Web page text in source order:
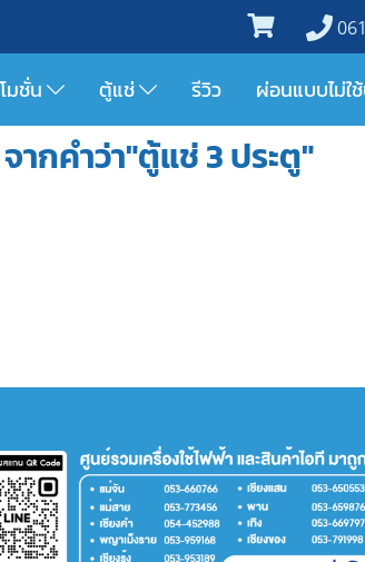
มชั่น ตู้แช่ รีวิว ผ่อนแบบไม่ใ
ากคำว่า"ตู้แช่ 3 ประตู"